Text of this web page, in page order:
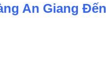
An Giang